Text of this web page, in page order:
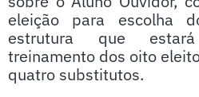
eleição para escolha
estrutura que
treinamento dos oito
quatro substitutos.